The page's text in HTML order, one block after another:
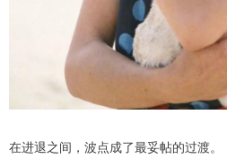
在进退之间，波点成了最妥帖的过渡。